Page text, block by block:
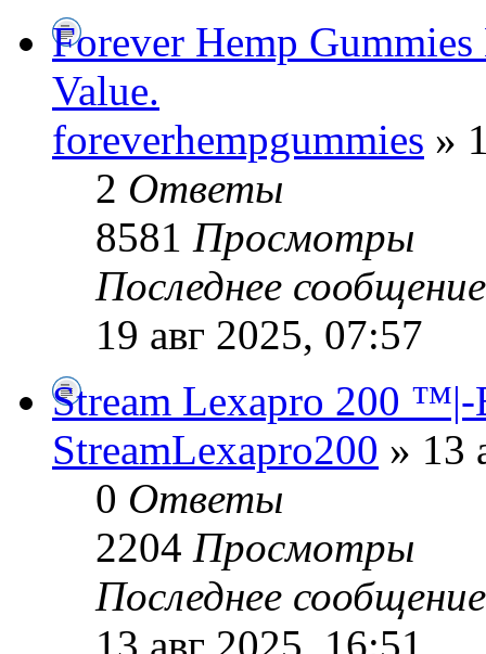
Forever Hemp
Value.
foreverhempgummies »
2 Ответы
8581 Просмотры
Последнее
19 авг 2025, 07:57
Stream Lexapro 200
StreamLexapro200 » 13
0 Ответы
2204 Просмотры
Последнее
13 авг 2025, 16:51